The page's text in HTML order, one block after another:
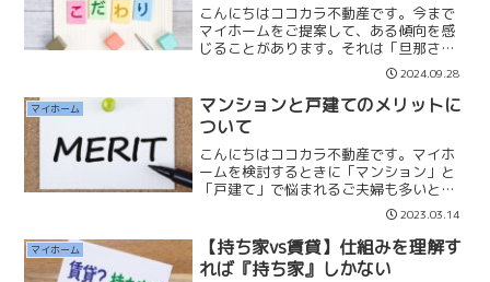
こんにちはココカラ不動産です。今まで
マイホームをご提案して、ある傾向を感
じることがあります。それは「旦那さ
ん」がこだわり始めるとマイホームが決
まらなくなってしまうということです。
こだわるところは「価格」「クオリティ
ー」「エリア」などなど、人...
2024.09.28
マイホーム
マンションと戸建てのメリットに
ついて
こんにちはココカラ不動産です。マイホ
ームを検討するときに「マンション」と
「戸建て」で悩まれるご夫婦も多いと思
います。どちらが正解というものではな
く、ご夫婦の好みや生活スタイルによっ
て選んで良いと考えています。私はマイ
ホームを2度購入しており...
2023.03.14
マイホーム
【持ち家vs賃貸】仕組みを理解す
れば『持ち家』しかない